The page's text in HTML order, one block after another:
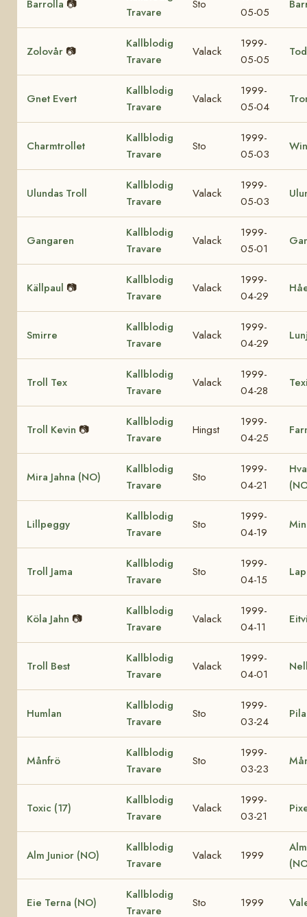
Barrolla 📷
Travare
Sto
05-05
Zolovår 📷
Kallblodig
Travare
Valack
1999-
05-05
Gnet Evert
Kallblodig
Travare
Valack
1999-
05-04
Charmtrollet
Kallblodig
Travare
Sto
1999-
05-03
Ulundas Troll
Kallblodig
Travare
Valack
1999-
05-03
Gangaren
Kallblodig
Travare
Valack
1999-
05-01
Källpaul 📷
Kallblodig
Travare
Valack
1999-
04-29
Smirre
Kallblodig
Travare
Valack
1999-
04-29
Troll Tex
Kallblodig
Travare
Valack
1999-
04-28
Troll Kevin 📷
Kallblodig
Travare
Hingst
1999-
04-25
Mira Jahna (NO)
Kallblodig
Travare
Sto
1999-
04-21
Lillpeggy
Kallblodig
Travare
Sto
1999-
04-19
Troll Jama
Kallblodig
Travare
Sto
1999-
04-15
Köla Jahn 📷
Kallblodig
Travare
Valack
1999-
04-11
Troll Best
Kallblodig
Travare
Valack
1999-
04-01
Humlan
Kallblodig
Travare
Sto
1999-
03-24
Månfrö
Kallblodig
Travare
Sto
1999-
03-23
Toxic (17)
Kallblodig
Travare
Valack
1999-
03-21
Alm Junior (NO)
Kallblodig
Travare
Valack 1999
Eie Terna (NO)
Kallblodig
Travare
Sto 1999